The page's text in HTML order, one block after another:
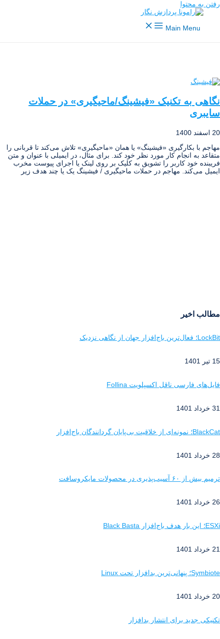
رفتن به محتوا
Main Menu
نگاهی به تکنیک «فیشینگ/ماحیگیری» در حملات
سایبری
20 اسفند 1400
مهاجم با بکارگیری «فیشینگ» یا همان «ماحیگیری» تلاش می‌کند تا قربانی را
متقاعد به انجام کار مورد نظر خود کند. برای مثال، در ایمیلی با عنوان و متن
فریبنده خود کاربر را تشویق به کلیک بر روی لینک یا اجرای پیوست مخرب
ایمیل می‌کند. مهاجم در حملات ماحیگیری / فیشینگ یک یا چند هدف زیر
مطالب اخیر
LockBit؛ فعال‌ترین باج‌افزار جهان از نگاهی نزدیک
15 تیر 1401
فایل‌های فارسی ناقل اکسپلویت Follina
31 خرداد 1401
BlackCat؛ نمونه‌ای از خلاقیت بی‌پایان گردانندگان باج‌افزار
28 خرداد 1401
ترمیم بیش از ۶۰ آسیب‌پذیری در محصولات مایکروسافت
26 خرداد 1401
ESXi؛ این بار هدف باج‌افزار Black Basta
21 خرداد 1401
Symbiote؛ پنهانی‌ترین بدافزار تحت Linux
20 خرداد 1401
تکنیکی جدید برای انتشار بدافزار